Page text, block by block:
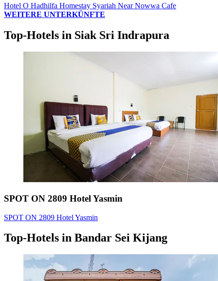
Hotel O Hadhilfa Homestay Syariah Near Nowwa Cafe
WEITERE UNTERKÜNFTE
Top-Hotels in Siak Sri Indrapura
SPOT ON 2809 Hotel Yasmin
SPOT ON 2809 Hotel Yasmin
Top-Hotels in Bandar Sei Kijang